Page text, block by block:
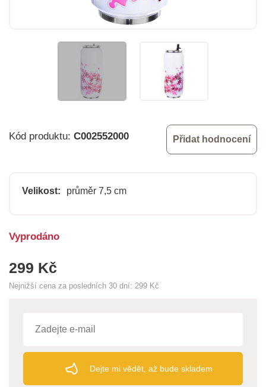
Kód produktu: C002552000 Přidat hodnocení
Velikost: průměr 7,5 cm
299 Kč
Nejnižší cena za posledních 30 dní: 299 Kč
Vyprodáno
Dejte mi vědět, až bude skladem